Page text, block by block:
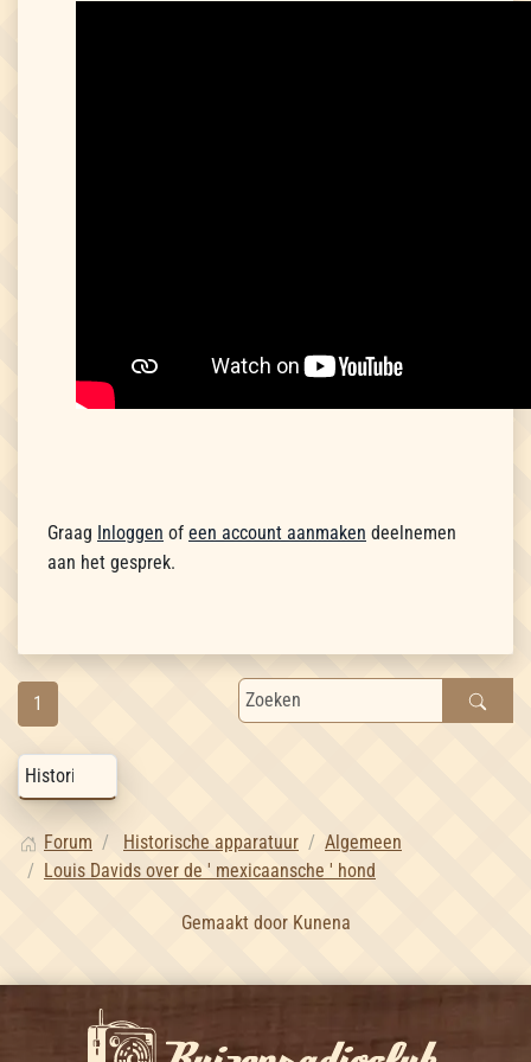
Graag Inloggen of een account aanmaken deelnemen
aan het gesprek.
1
Forum Historische apparatuur
Algemeen
Louis Davids over de ' mexicaansche ' hond
Gemaakt door Kunena